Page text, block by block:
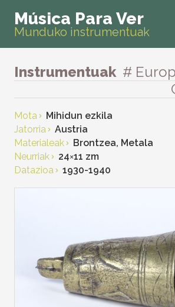
Música Para Ver
Munduko instrumentuak
Instrumentuak #
Mota
Mihidun ezkila
Jatorria
Austria
Materialeak
Brontzea, Metala
Neurriak
24×11 zm
Datazioa
1930-1940